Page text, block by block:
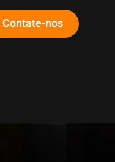
Contate-nos